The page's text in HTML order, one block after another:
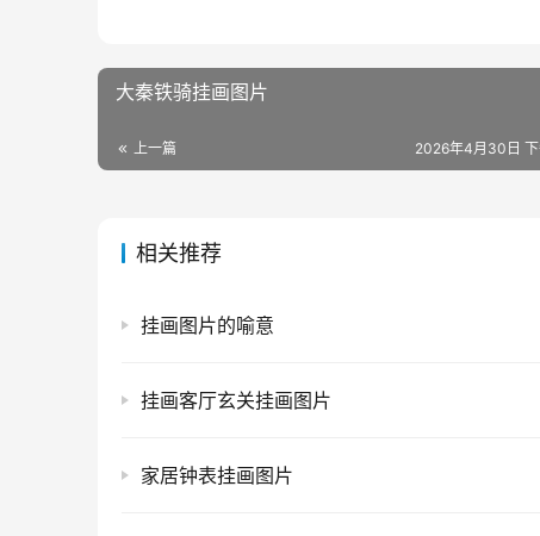
大秦铁骑挂画图片
上一篇 2026年4月30日 下
相关推荐
挂画图片的喻意
挂画客厅玄关挂画图片
家居钟表挂画图片